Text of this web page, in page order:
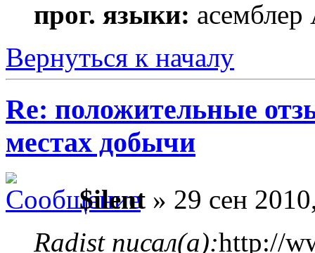
прог. языки: асемблер
Вернуться к началу
Re: положительные
местах добычи
$ilent » 29 сен
Radist писал(а):http://